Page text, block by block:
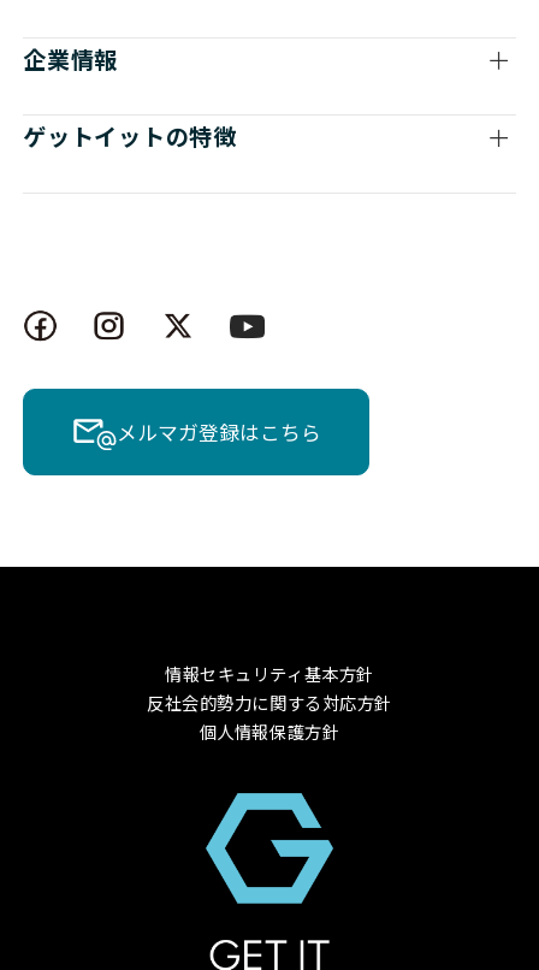
企業情報
ゲットイットの特徴
メルマガ登録はこちら
情報セキュリティ基本方針
反社会的勢力に関する対応方針
個人情報保護方針